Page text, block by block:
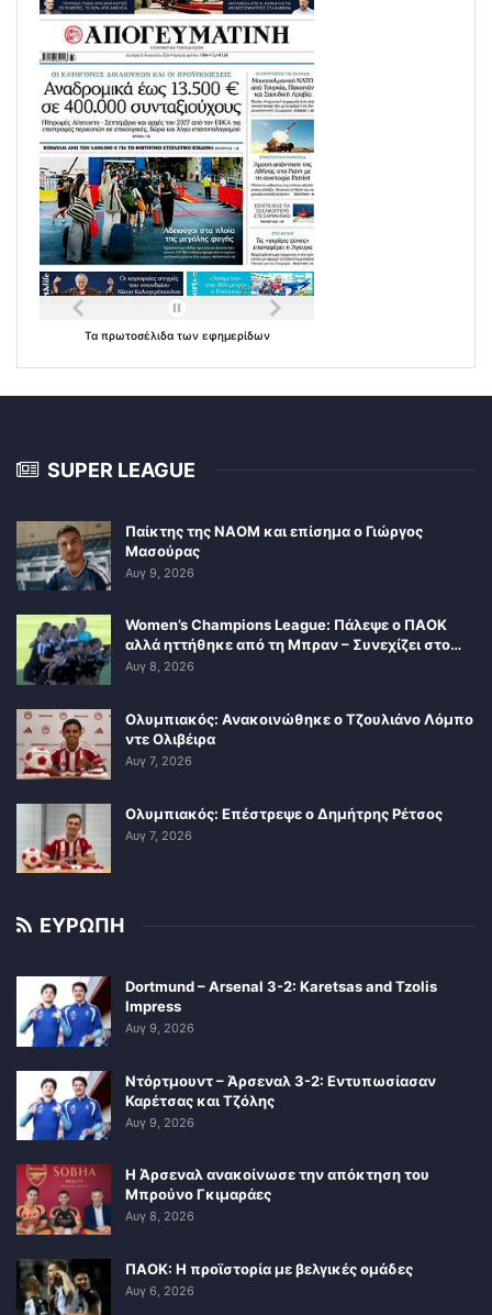
Τα πρωτοσέλιδα των εφημερίδων
SUPER LEAGUE
Παίκτης της ΝΑΟΜ και επίσημα ο Γιώργος
Μασούρας
Αυγ 9, 2026
Women’s Champions League: Πάλεψε ο ΠΑΟΚ
αλλά ηττήθηκε από τη Μπραν – Συνεχίζει στο…
Αυγ 8, 2026
Ολυμπιακός: Ανακοινώθηκε ο Τζουλιάνο Λόμπο
ντε Ολιβέιρα
Αυγ 7, 2026
Ολυμπιακός: Επέστρεψε ο Δημήτρης Ρέτσος
Αυγ 7, 2026
ΕΥΡΩΠΗ
Dortmund – Arsenal 3-2: Karetsas and Tzolis
Impress
Αυγ 9, 2026
Ντόρτμουντ – Άρσεναλ 3-2: Εντυπωσίασαν
Καρέτσας και Τζόλης
Αυγ 9, 2026
Η Άρσεναλ ανακοίνωσε την απόκτηση του
Μπρούνο Γκιμαράες
Αυγ 8, 2026
ΠΑΟΚ: Η προϊστορία με βελγικές ομάδες
Αυγ 6, 2026